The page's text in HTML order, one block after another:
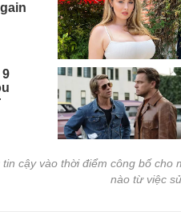
cậy vào thời điểm công bố
nào từ việc